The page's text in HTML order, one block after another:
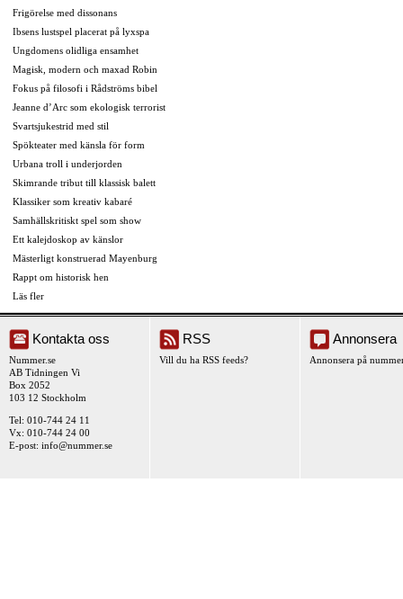
Frigörelse med dissonans
Ibsens lustspel placerat på lyxspa
Ungdomens olidliga ensamhet
Magisk, modern och maxad Robin
Fokus på filosofi i Rådströms bibel
Jeanne d’Arc som ekologisk terrorist
Svartsjukestrid med stil
Spökteater med känsla för form
Urbana troll i underjorden
Skimrande tribut till klassisk balett
Klassiker som kreativ kabaré
Samhällskritiskt spel som show
Ett kalejdoskop av känslor
Mästerligt konstruerad Mayenburg
Rappt om historisk hen
Läs fler
Kontakta oss
Nummer.se
AB Tidningen Vi
Box 2052
103 12 Stockholm
Tel: 010-744 24 11
Vx: 010-744 24 00
E-post: info@nummer.se
RSS
Vill du ha RSS feeds?
Annonsera
Annonsera på